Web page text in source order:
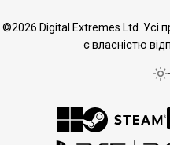
©2026 Digital Extremes Ltd. Усі
є власністю